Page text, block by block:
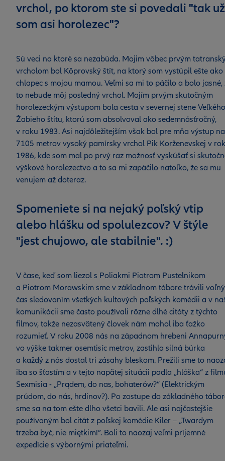
vrchol, po ktorom ste si povedali "tak už
som asi horolezec"?
Sú veci na ktoré sa nezabúda. Mojim vôbec prvým
vrcholom bol Kôprovský štít, na ktorý som vystúpil ešte ako
chlapec s mojou mamou. Veľmi sa mi to páčilo a bolo jasné,
to nebude môj posledný vrchol. Mojím prvým skutočným
horolezeckým výstupom bola cesta v severnej stene Veľkého
Žabieho štítu, ktorú som absolvoval ako sedemnásťročný,
v roku 1983. Asi najdôležitejším však bol pre mňa výstup na
7105 metrov vysoký pamírsky vrchol Pik Korženevskej v
1986, kde som mal po prvý raz možnosť vyskúšať si
výškové horolezectvo a to sa mi zapáčilo natoľko, že sa mu
venujem až doteraz.
Spomeniete si na nejaký poľský vtip
alebo hlášku od spolulezcov? V štýle
"jest chujowo, ale stabilnie". :)
V čase, keď som liezol s Poliakmi Piotrom Pustelnikom
a Piotrom Morawskim sme v základnom tábore trávili voľný
čas sledovaním všetkých kultových poľských komédii a v
komunikácii sme často používali rôzne dlhé citáty z týchto
filmov, takže nezasvätený človek nám mohol iba ťažko
rozumieť. V roku 2008 nás na západnom hrebeni
vo výške takmer osemtisíc metrov, zastihla silná búrka
a každý z nás dostal tri zásahy bleskom. Prežili sme to
iba so šťastím a v tejto napätej situácii padla „hláška“ z
Sexmisia - „Prądem, do nas, bohaterów?” (Elektrickým
prúdom, do nás, hrdinov?). Po zostupe do základného
sme sa na tom ešte dlho všetci bavili. Ale asi najčastejšie
používaným bol citát z poľskej komédie Kiler – „Twardym
trzeba być, nie miętkim!”. Boli to naozaj veľmi príjemné
expedície s výbornými priateľmi.